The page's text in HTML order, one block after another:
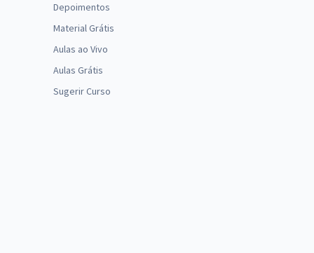
Depoimentos
Material Grátis
Aulas ao Vivo
Aulas Grátis
Sugerir Curso